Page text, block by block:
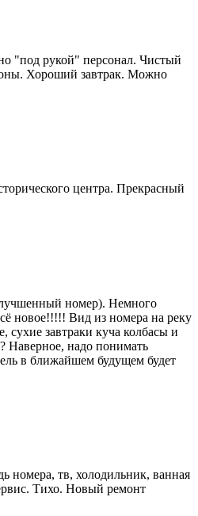
"под рукой" персонал. Чистый
Хороший завтрак. Можно
центра. Прекрасный
номер). Немного
новое!!!!! Вид из номера на реку
завтраки куча колбасы и
Наверное, надо понимать
в ближайшем будущем будет
номера, тв, холодильник, ванная
Тихо. Новый ремонт